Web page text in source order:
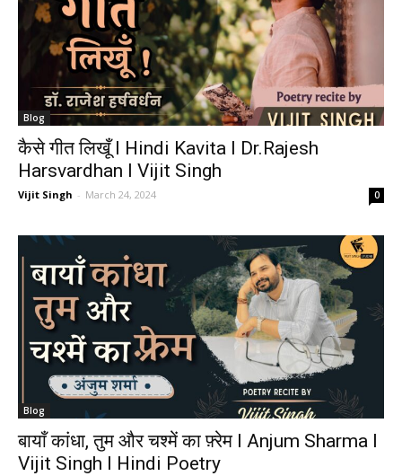
Blog
कैसे गीत लिखूँ I Hindi Kavita I Dr.Rajesh
Harsvardhan I Vijit Singh
Vijit Singh - March 24, 2024 0
Blog
बायाँ कांधा, तुम और चश्में का फ़्रेम I Anjum Sharma I
Vijit Singh I Hindi Poetry